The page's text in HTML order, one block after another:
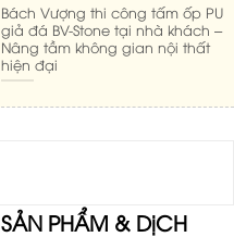
Bách Vượng thi công tấm ốp PU
giả đá BV-Stone tại nhà khách –
Nâng tầm không gian nội thất
hiện đại
SẢN PHẨM & DịCH